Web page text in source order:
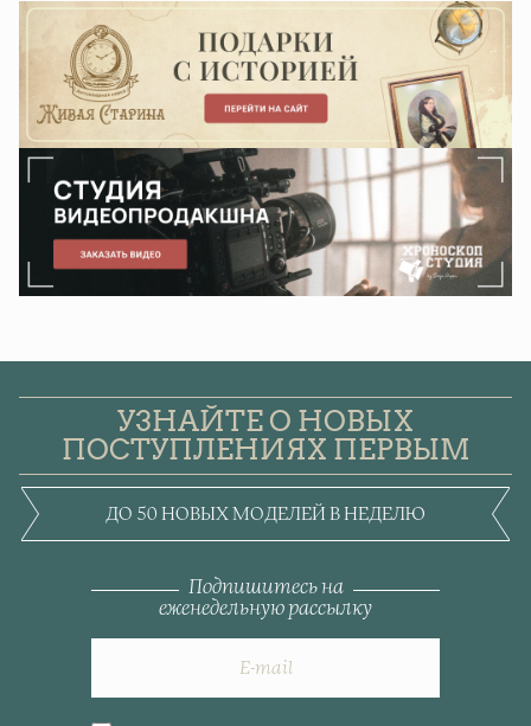
УЗНАЙТЕ О НОВЫХ
ПОСТУПЛЕНИЯХ ПЕРВЫМ
ДО 50 НОВЫХ МОДЕЛЕЙ В НЕДЕЛЮ
Подпишитесь на
еженедельную рассылку